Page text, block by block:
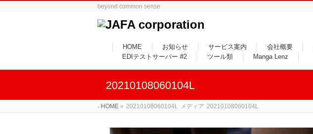
beyond common sense
HOME お知らせ サービス案内 会社概要
EDIテストサーバー #2
ツール類 Manga Lenz
20210108060104L
HOME » 20210108060104L メディア 20210108060104L